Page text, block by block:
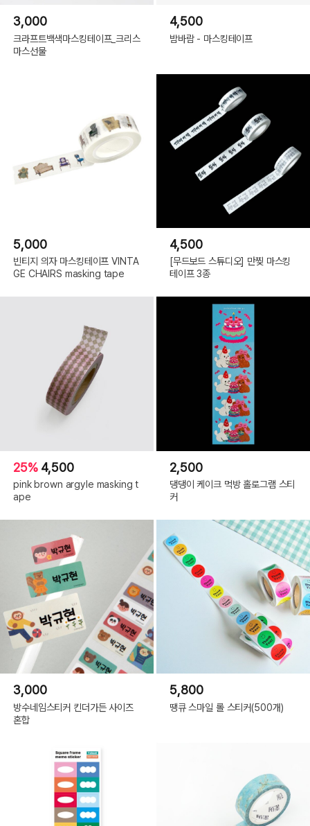
3,000
크라프트백색마스킹테이프_크리스
마스선물
4,500
밤바람 - 마스킹테이프
5,000
빈티지 의자 마스킹테이프 VINTA
GE CHAIRS masking tape
4,500
[무드보드 스튜디오] 만찢 마스킹
테이프 3종
25% 4,500
pink brown argyle masking t
ape
2,500
댕댕이 케이크 먹방 홀로그램 스티
커
3,000
방수네임스티커 킨더가든 사이즈
혼합
5,800
땡큐 스마일 롤 스티커(500개)